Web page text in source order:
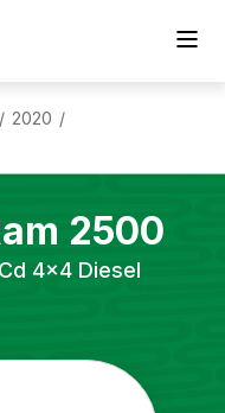
/ 2020 /
2500
4x4 Diesel